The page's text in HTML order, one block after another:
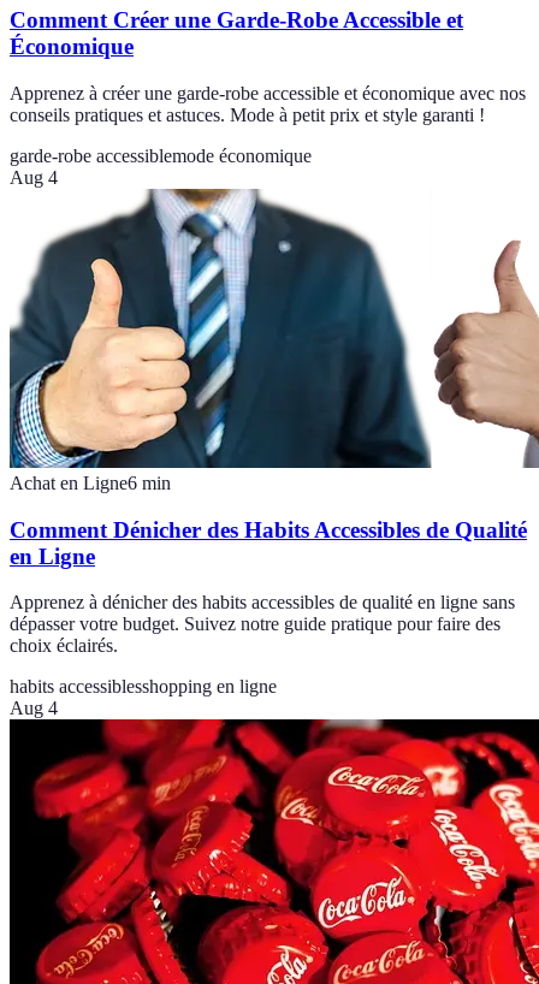
Comment Créer une Garde-Robe Accessible et
Économique
Apprenez à créer une garde-robe accessible et économique avec nos
conseils pratiques et astuces. Mode à petit prix et style garanti !
garde-robe accessiblemode économique
Aug 4
Achat en Ligne6 min
Comment Dénicher des Habits Accessibles de Qualité
en Ligne
Apprenez à dénicher des habits accessibles de qualité en ligne sans
dépasser votre budget. Suivez notre guide pratique pour faire des
choix éclairés.
habits accessiblesshopping en ligne
Aug 4